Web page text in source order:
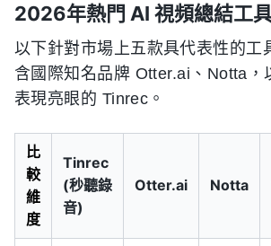
2026年熱門 AI 視頻總結工
以下針對市場上五款具代表性的工
含國際知名品牌 Otter.ai、Notta，
表現亮眼的 Tinrec。
比
較
維
度
Tinrec
(秒聽錄
音)
Otter.ai Notta